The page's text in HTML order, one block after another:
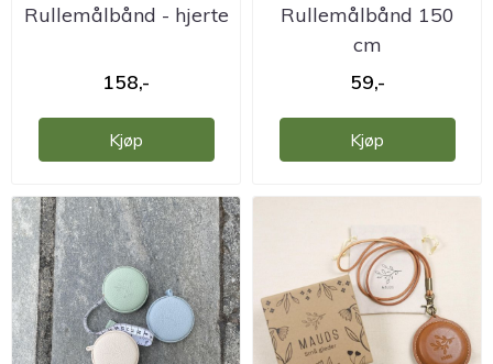
Rullemålbånd - hjerte
158,-
Kjøp
Rullemålbånd 150
cm
59,-
Kjøp